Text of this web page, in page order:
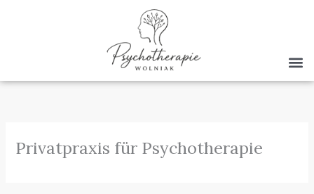
Privatpraxis für Psychotherapie